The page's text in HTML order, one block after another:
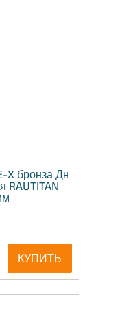
X бронза Дн
RAUTITAN
КУПИТЬ